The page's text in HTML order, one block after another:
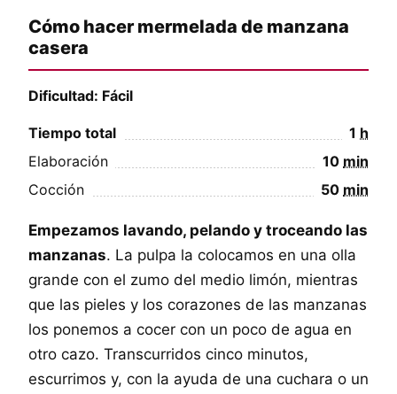
Cómo hacer mermelada de manzana
casera
Dificultad: Fácil
Tiempo total 1 h
Elaboración
10 min
Cocción
50 min
Empezamos lavando, pelando y troceando las
manzanas. La pulpa la colocamos en una olla
grande con el zumo del medio limón, mientras
que las pieles y los corazones de las manzanas
los ponemos a cocer con un poco de agua en
otro cazo. Transcurridos cinco minutos,
escurrimos y, con la ayuda de una cuchara o un